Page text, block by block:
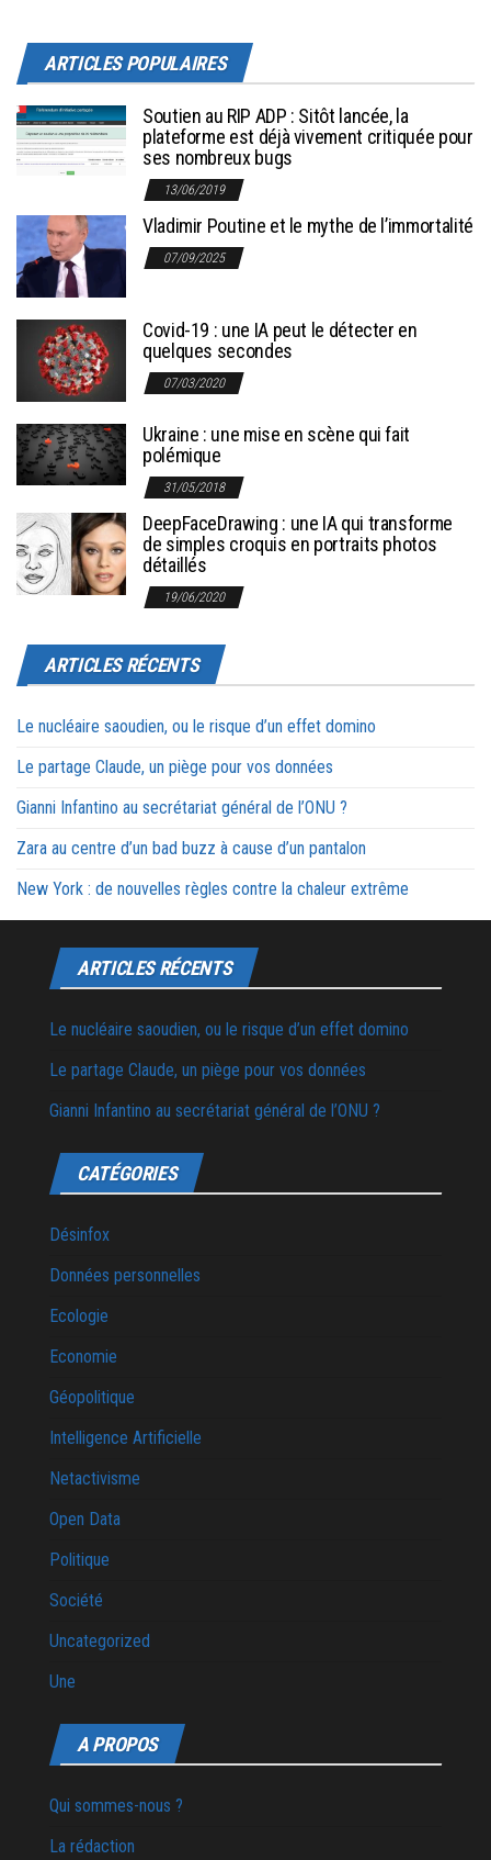
ARTICLES POPULAIRES
Soutien au RIP ADP : Sitôt lancée, la
plateforme est déjà vivement critiquée pour
ses nombreux bugs
13/06/2019
Vladimir Poutine et le mythe de l’immortalité
07/09/2025
Covid-19 : une IA peut le détecter en
quelques secondes
07/03/2020
Ukraine : une mise en scène qui fait
polémique
31/05/2018
DeepFaceDrawing : une IA qui transforme
de simples croquis en portraits photos
détaillés
19/06/2020
ARTICLES RÉCENTS
Le nucléaire saoudien, ou le risque d’un effet domino
Le partage Claude, un piège pour vos données
Gianni Infantino au secrétariat général de l’ONU ?
Zara au centre d’un bad buzz à cause d’un pantalon
New York : de nouvelles règles contre la chaleur extrême
ARTICLES RÉCENTS
Le nucléaire saoudien, ou le risque d’un effet domino
Le partage Claude, un piège pour vos données
Gianni Infantino au secrétariat général de l’ONU ?
CATÉGORIES
Désinfox
Données personnelles
Ecologie
Economie
Géopolitique
Intelligence Artificielle
Netactivisme
Open Data
Politique
Société
Uncategorized
Une
A PROPOS
Qui sommes-nous ?
La rédaction